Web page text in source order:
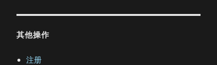
其他操作
注册